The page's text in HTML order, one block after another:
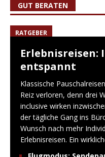
GUT BERATEN
RATGEBER
Erlebnisreisen:
entspannt
Klassische
Reiz verloren, denn drei
inclusive wirken
der tägliche Gang ins
Wunsch nach mehr
Erlebnisreisen. Ein